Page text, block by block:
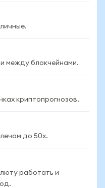
и между блокчейнами.
криптопрогнозов.
до 50x.
работать и